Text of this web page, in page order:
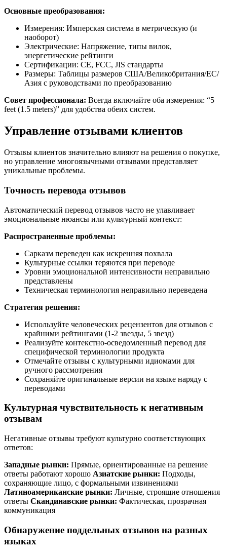
Основные преобразования:
Измерения: Имперская система в метрическую (и
наоборот)
Электрические: Напряжение, типы вилок,
энергетические рейтинги
Сертификации: CE, FCC, JIS стандарты
Размеры: Таблицы размеров США/Великобритания/ЕС/
Азия с руководствами по преобразованию
Совет профессионала: Всегда включайте оба измерения: “5
feet (1.5 meters)” для удобства обеих систем.
Управление отзывами клиентов
Отзывы клиентов значительно влияют на решения о покупке,
но управление многоязычными отзывами представляет
уникальные проблемы.
Точность перевода отзывов
Автоматический перевод отзывов часто не улавливает
эмоциональные нюансы или культурный контекст:
Распространенные проблемы:
Сарказм переведен как искренняя похвала
Культурные ссылки теряются при переводе
Уровни эмоциональной интенсивности неправильно
представлены
Техническая терминология неправильно переведена
Стратегия решения:
Используйте человеческих рецензентов для отзывов с
крайними рейтингами (1-2 звезды, 5 звезд)
Реализуйте контекстно-осведомленный перевод для
специфической терминологии продукта
Отмечайте отзывы с культурными идиомами для
ручного рассмотрения
Сохраняйте оригинальные версии на языке наряду с
переводами
Культурная чувствительность к негативным
отзывам
Негативные отзывы требуют культурно соответствующих
ответов:
Западные рынки: Прямые, ориентированные на решение
ответы работают хорошо Азиатские рынки: Подходы,
сохраняющие лицо, с формальными извинениями
Латиноамериканские рынки: Личные, строящие отношения
ответы Скандинавские рынки: Фактическая, прозрачная
коммуникация
Обнаружение поддельных отзывов на разных
языках